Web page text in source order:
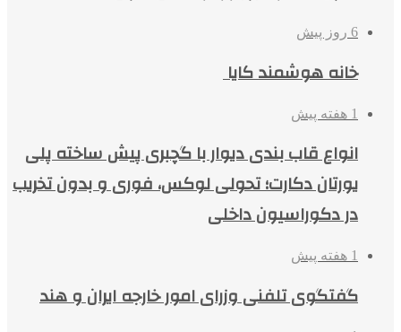
6 روز پیش
خانه هوشمند کایا
1 هفته پیش
انواع قاب بندی دیوار با گچبری پیش ساخته پلی
یورتان دکارت؛ تحولی لوکس، فوری و بدون تخریب
در دکوراسیون داخلی
1 هفته پیش
گفتگوی تلفنی وزرای امور خارجه ایران و هند